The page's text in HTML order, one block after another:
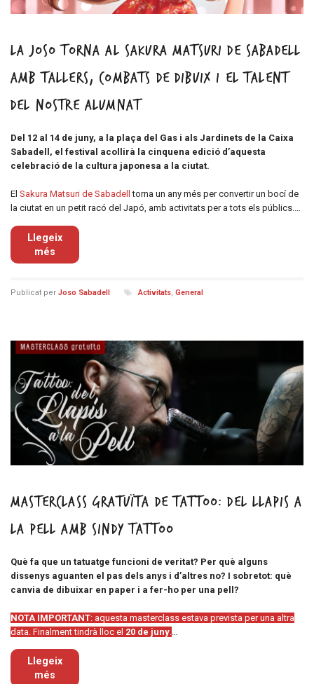
La Joso torna al Sakura Matsuri de Sabadell
amb tallers, combats de dibuix i el talent
del nostre alumnat
Del 12 al 14 de juny, a la plaça del Gas i als Jardinets de la Caixa
Sabadell, el festival acollirà la cinquena edició d’aquesta
celebració de la cultura japonesa a la ciutat.
El Sakura Matsuri de Sabadell torna un any més per convertir un bocí de
la ciutat en un petit racó del Japó, amb activitats per a tots els públics.…
Llegeix
més
Publicat per Joso Sabadell Activitats, General
Masterclass gratuïta de tattoo: del llapis a
la pell amb Sindy Tattoo
Què fa que un tatuatge funcioni de veritat? Per què alguns
dissenys aguanten el pas dels anys i d’altres no? I sobretot: què
canvia de dibuixar en paper i a fer-ho per una pell?
NOTA IMPORTANT: aquesta masterclass estava prevista per una altra
data. Finalment tindrà lloc el 20 de juny
Llegeix
més